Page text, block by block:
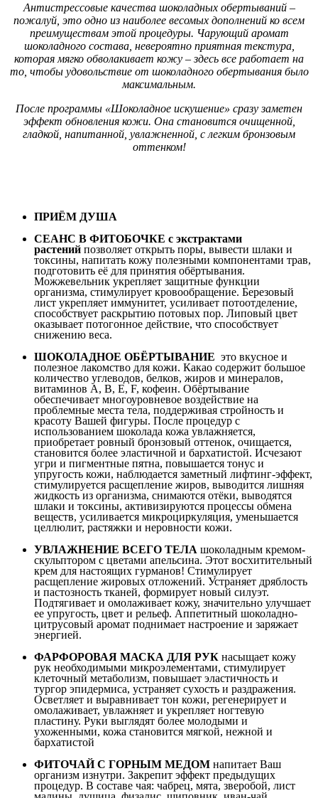
Антистрессовые качества шоколадных обертываний –
пожалуй, это одно из наиболее весомых дополнений ко всем
преимуществам этой процедуры. Чарующий аромат
шоколадного состава, невероятно приятная текстура,
которая мягко обволакивает кожу – здесь все работает на
то, чтобы удовольствие от шоколадного обертывания было
максимальным.
После программы «Шоколадное искушение» сразу заметен
эффект обновления кожи. Она становится очищенной,
гладкой, напитанной, увлажненной, с легким бронзовым
оттенком!
ПРИЁМ ДУША
СЕАНС В ФИТОБОЧКЕ с экстрактами
растений позволяет открыть поры, вывести шлаки и
токсины, напитать кожу полезными компонентами трав,
подготовить её для принятия обёртывания.
Можжевельник укрепляет защитные функции
организма, стимулирует кровообращение. Березовый
лист укрепляет иммунитет, усиливает потоотделение,
способствует раскрытию потовых пор. Липовый цвет
оказывает потогонное действие, что способствует
снижению веса.
ШОКОЛАДНОЕ ОБЁРТЫВАНИЕ это вкусное и
полезное лакомство для кожи. Какао содержит большое
количество углеводов, белков, жиров и минералов,
витаминов A, B, E, F, кофеин. Обёртывание
обеспечивает многоуровневое воздействие на
проблемные места тела, поддерживая стройность и
красоту Вашей фигуры. После процедур с
использованием шоколада кожа увлажняется,
приобретает ровный бронзовый оттенок, очищается,
становится более эластичной и бархатистой. Исчезают
угри и пигментные пятна, повышается тонус и
упругость кожи, наблюдается заметный лифтинг-эффект,
стимулируется расщепление жиров, выводится лишняя
жидкость из организма, снимаются отёки, выводятся
шлаки и токсины, активизируются процессы обмена
веществ, усиливается микроциркуляция, уменьшается
целлюлит, растяжки и неровности кожи.
УВЛАЖНЕНИЕ ВСЕГО ТЕЛА шоколадным кремом-
скульптором c цветами апельсина. Этот восхитительный
крем для настоящих гурманов! Стимулирует
расщепление жировых отложений. Устраняет дряблость
и пастозность тканей, формирует новый силуэт.
Подтягивает и омолаживает кожу, значительно улучшает
ее упругость, цвет и рельеф. Аппетитный шоколадно-
цитрусовый аромат поднимает настроение и заряжает
энергией.
ФАРФОРОВАЯ МАСКА ДЛЯ РУК насыщает кожу
рук необходимыми микроэлементами, стимулирует
клеточный метаболизм, повышает эластичность и
тургор эпидермиса, устраняет сухость и раздражения.
Осветляет и выравнивает тон кожи, регенерирует и
омолаживает, увлажняет и укрепляет ногтевую
пластину. Руки выглядят более молодыми и
ухоженными, кожа становится мягкой, нежной и
бархатистой
ФИТОЧАЙ С ГОРНЫМ МЕДОМ напитает Ваш
организм изнутри. Закрепит эффект предыдущих
процедур. В составе чая: чабрец, мята, зверобой, лист